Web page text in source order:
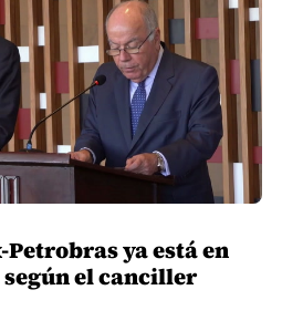
ya está en
el canciller